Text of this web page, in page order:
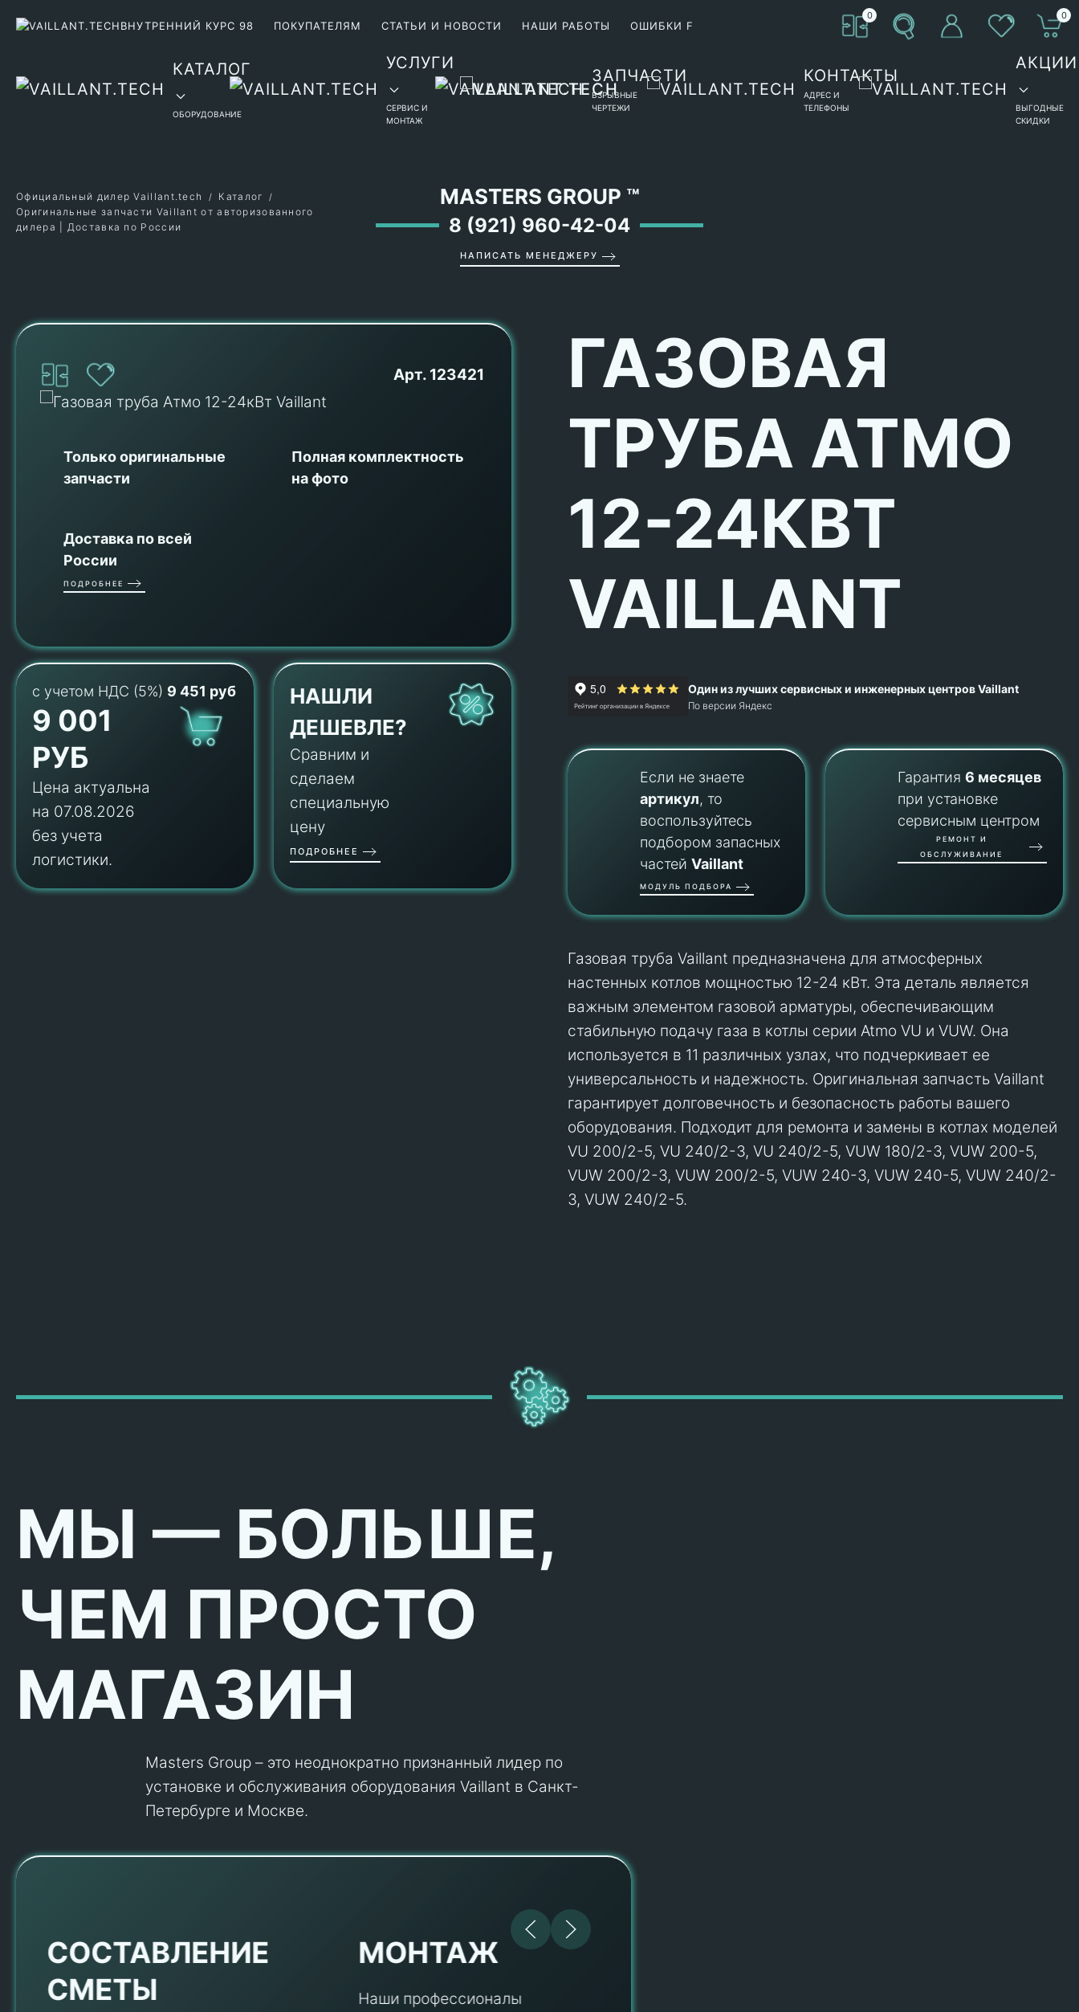
ВНУТРЕННИЙ КУРС 98 ПОКУПАТЕЛЯМ СТАТЬИ И НОВОСТИ НАШИ РАБОТЫ ОШИБКИ F
0 0
КАТАЛОГ
ОБОРУДОВАНИЕ
УСЛУГИ
СЕРВИС И
МОНТАЖ
ЗАПЧАСТИ
ВЗРЫВНЫЕ
ЧЕРТЕЖИ
КОНТАКТЫ
АДРЕС И
ТЕЛЕФОНЫ
АКЦИИ
ВЫГОДНЫЕ
СКИДКИ
MASTERS GROUP ™
8 (921) 960-42-04
НАПИСАТЬ МЕНЕДЖЕРУ
Официальный дилер Vaillant.tech
Каталог
Оригинальные запчасти Vaillant от авторизованного
дилера | Доставка по России
Арт. 123421
Только оригинальные
запчасти
Полная комплектность
на фото
Доставка по всей
России
ПОДРОБНЕЕ
с учетом НДС (5%) 9 451 руб
9 001
РУБ
Цена актуальна
на 07.08.2026
без учета
логистики.
НАШЛИ
ДЕШЕВЛЕ?
Сравним и
сделаем
специальную
цену
ПОДРОБНЕЕ
ГАЗОВАЯ
ТРУБА АТМО
12-24КВТ
VAILLANT
Один из лучших сервисных и инженерных центров Vaillant
По версии Яндекс
Если не знаете
артикул, то
воспользуйтесь
подбором запасных
частейVaillant
МОДУЛЬ ПОДБОРА
Гарантия6 месяцев
при установке
сервисным центром
РЕМОНТ И
ОБСЛУЖИВАНИЕ
Газовая труба Vaillant предназначена для атмосферных
настенных котлов мощностью 12-24 кВт. Эта деталь является
важным элементом газовой арматуры, обеспечивающим
стабильную подачу газа в котлы серии Atmo VU и VUW. Она
используется в 11 различных узлах, что подчеркивает ее
универсальность и надежность. Оригинальная запчасть Vaillant
гарантирует долговечность и безопасность работы вашего
оборудования. Подходит для ремонта и замены в котлах моделей
VU 200/2-5, VU 240/2-3, VU 240/2-5, VUW 180/2-3, VUW 200-5,
VUW 200/2-3, VUW 200/2-5, VUW 240-3, VUW 240-5, VUW 240/2-
3, VUW 240/2-5.
МЫ — БОЛЬШЕ,
ЧЕМ ПРОСТО
МАГАЗИН
Masters Group – это неоднократно признанный лидер по
установке и обслуживания оборудования Vaillant в Санкт-
Петербурге и Москве.
СОСТАВЛЕНИЕ
СМЕТЫ
МОНТАЖ
Наши профессионалы